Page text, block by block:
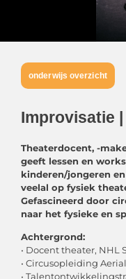
onderwijs overzicht
Improvisatie
Theaterdocent, -
geeft lessen en
kinderen/jongeren
veelal op fysiek
Gefascineerd door
naar het fysieke en
Achtergrond:
• Docent theater, NHL
• Circusopleiding
•